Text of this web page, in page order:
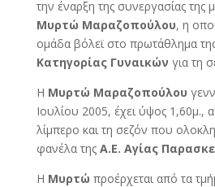
την έναρξη της συνεργασίας της
Μυρτώ Μαραζοπούλου, η
ομάδα βόλεϊ στο πρωτάθλημα
Κατηγορίας Γυναικών για τη
Η Μυρτώ Μαραζοπούλου
Ιουλίου 2005, έχει ύψος 1,60μ.,
λίμπερο και τη σεζόν που
φανέλα της Α.Ε. Αγίας
Η Μυρτώ προέρχεται από τα